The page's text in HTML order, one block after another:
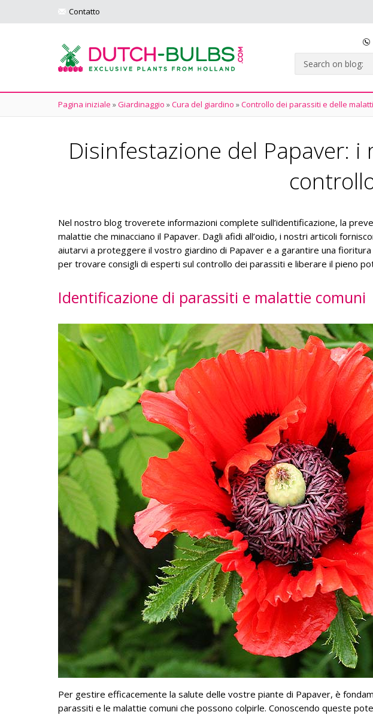
Contatto
Pagina iniziale »Giardinaggio »Cura del giardino »Controllo dei parassiti e delle
Disinfestazione del Papaver:
Nel nostro blog troverete informazioni complete sull’identificazione, la
malattie che minacciano il Papaver. Dagli afidi all’oidio, i nostri articoli
aiutarvi a proteggere il vostro giardino di Papaver e a garantire una
per trovare consigli di esperti sul controllo dei parassiti e liberare il pieno
Identificazione di parassiti e malattie comuni
Per gestire efficacemente la salute delle vostre piante di Papaver, è
parassiti e le malattie comuni che possono colpirle. Conoscendo queste